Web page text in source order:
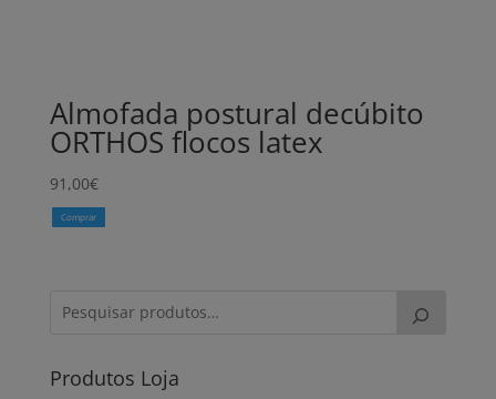
Almofada postural decúbito
ORTHOS flocos latex
91,00€
Comprar
Produtos Loja